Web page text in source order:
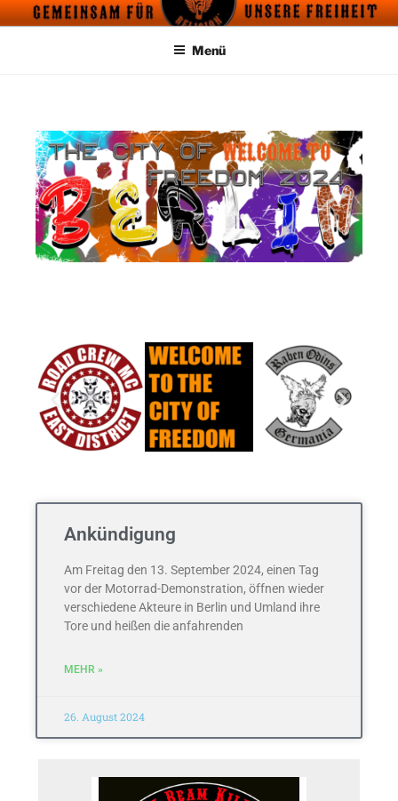
FREEDOM IS OUR RELIGION
Motorrad Demo – Für die Freiheit und unsere Grundrechte
Menü
Ankündigung
Am Freitag den 13. September 2024, einen Tag
vor der Motorrad-Demonstration, öffnen wieder
verschiedene Akteure in Berlin und Umland ihre
Tore und heißen die anfahrenden
MEHR »
26. August 2024